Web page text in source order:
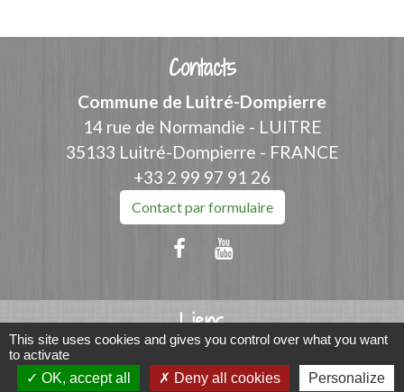
Contacts
Commune de Luitré-Dompierre
14 rue de Normandie - LUITRE
35133 Luitré-Dompierre - FRANCE
+33 2 99 97 91 26
Contact par formulaire
Liens
Fougères Agglomération
Service Public
This site uses cookies and gives you control over what you want
to activate
OK, accept all
Deny all cookies Personalize